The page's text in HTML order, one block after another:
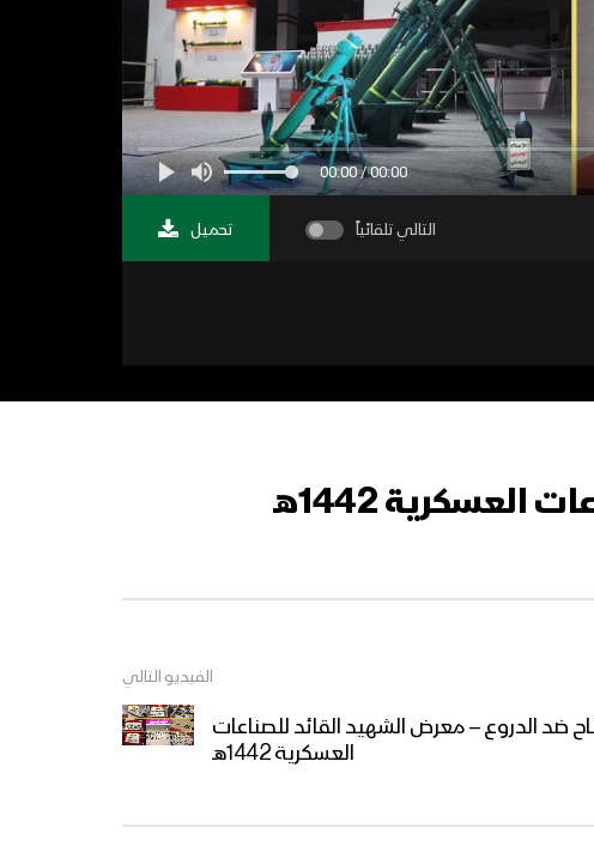
00:00 / 00:00
التالي تلقائياً تحميل
1442هـ
الفيديو التالي
ضد الدروع – معرض الشهيد القائد للصناعات
العسكرية 1442هـ